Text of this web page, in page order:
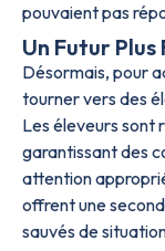
pouvaient pas
Un Futur
Désormais, pour
tourner vers des
Les éleveurs sont
garantissant des
attention
offrent une
sauvés de